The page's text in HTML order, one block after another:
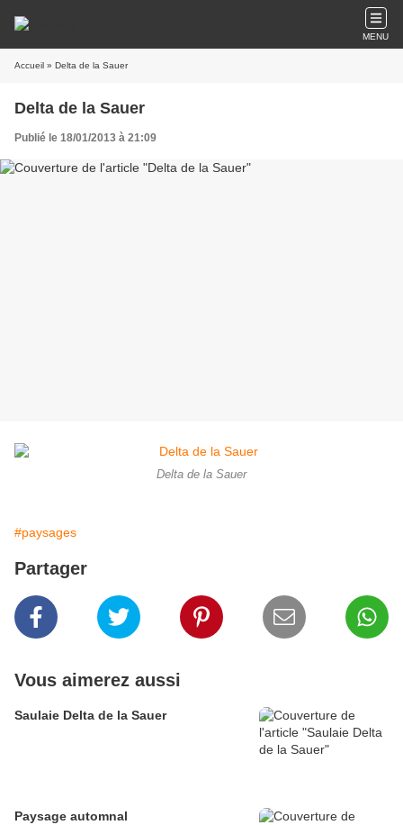
MENU
Accueil » Delta de la Sauer
Delta de la Sauer
Publié le 18/01/2013 à 21:09
Delta de la Sauer
#paysages
Partager
Vous aimerez aussi
Saulaie Delta de la Sauer
Paysage automnal